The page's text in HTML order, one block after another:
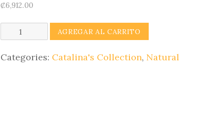
₡6,912.00
BiotopCatalina's
Collection
quantity
AGREGAR AL CARRITO
Categories: Catalina's Collection, Natural